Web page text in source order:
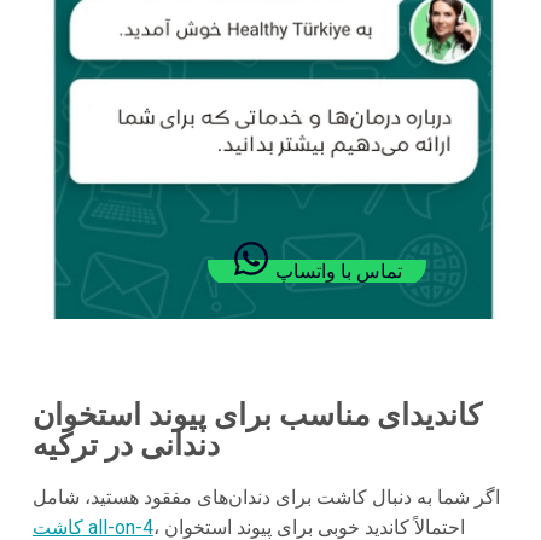
تماس با واتساپ
کاندیدای مناسب برای پیوند استخوان
دندانی در ترکیه
اگر شما به دنبال کاشت برای دندان‌های مفقود هستید، شامل
کاشت all-on-4، احتمالاً کاندید خوبی برای پیوند استخوان